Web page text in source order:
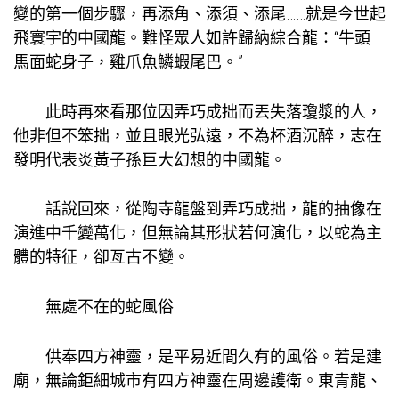
變的第一個步驟，再添角、添須、添尾……就是今世起
飛寰宇的中國龍。難怪眾人如許歸納綜合龍：“牛頭
馬面蛇身子，雞爪魚鱗蝦尾巴。”
此時再來看那位因弄巧成拙而丟失落瓊漿的人，
他非但不笨拙，並且眼光弘遠，不為杯酒沉醉，志在
發明代表炎黃子孫巨大幻想的中國龍。
話說回來，從陶寺龍盤到弄巧成拙，龍的抽像在
演進中千變萬化，但無論其形狀若何演化，以蛇為主
體的特征，卻亙古不變。
無處不在的蛇風俗
供奉四方神靈，是平易近間久有的風俗。若是建
廟，無論鉅細城市有四方神靈在周邊護衛。東青龍、